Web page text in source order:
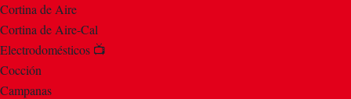
Cortina de Aire
Cortina de Aire-Cal
Electrodomésticos 📺
Cocción
Campanas